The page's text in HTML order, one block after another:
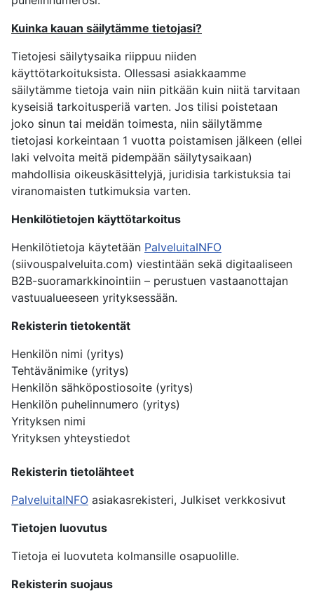
Kuinka kauan säilytämme tietojasi?
Tietojesi säilytysaika riippuu niiden
käyttötarkoituksista. Ollessasi asiakkaamme
säilytämme tietoja vain niin pitkään kuin niitä tarvitaan
kyseisiä tarkoitusperiä varten. Jos tilisi poistetaan
joko sinun tai meidän toimesta, niin säilytämme
tietojasi korkeintaan 1 vuotta poistamisen jälkeen (ellei
laki velvoita meitä pidempään säilytysaikaan)
mahdollisia oikeuskäsittelyjä, juridisia tarkistuksia tai
viranomaisten tutkimuksia varten.
Henkilötietojen käyttötarkoitus
Henkilötietoja käytetään PalveluitaINFO
(siivouspalveluita.com) viestintään sekä digitaaliseen
B2B-suoramarkkinointiin – perustuen vastaanottajan
vastuualueeseen yrityksessään.
Rekisterin tietokentät
Henkilön nimi (yritys)
Tehtävänimike (yritys)
Henkilön sähköpostiosoite (yritys)
Henkilön puhelinnumero (yritys)
Yrityksen nimi
Yrityksen yhteystiedot
Rekisterin tietolähteet
PalveluitaINFO asiakasrekisteri, Julkiset verkkosivut
Tietojen luovutus
Tietoja ei luovuteta kolmansille osapuolille.
Rekisterin suojaus